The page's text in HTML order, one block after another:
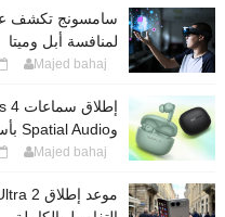
سامسونج تكشف عن
لمنافسة أبل وميتا
Majed bahaj
وSpatial Audio بأسعار معقولة
Majed bahaj